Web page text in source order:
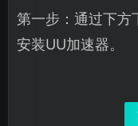
第一步：通过下方
安装UU加速器。